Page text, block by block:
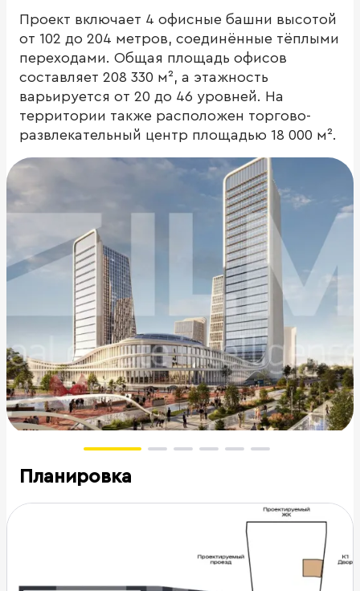
Проект включает 4 офисные башни высотой
от 102 до 204 метров, соединённые тёплыми
переходами. Общая площадь офисов
составляет 208 330 м², а этажность
варьируется от 20 до 46 уровней. На
территории также расположен торгово-
развлекательный центр площадью 18 000 м².
Планировка